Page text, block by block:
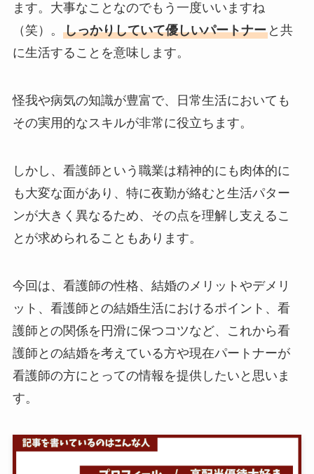
ます。大事なことなのでもう一度いいますね
（笑）。 しっかりしていて優しいパートナーと共
に生活することを意味します。
怪我や病気の知識が豊富で、日常生活においても
その実用的なスキルが非常に役立ちます。
しかし、看護師という職業は精神的にも肉体的に
も大変な面があり、特に夜勤が絡むと生活パター
ンが大きく異なるため、その点を理解し支えるこ
とが求められることもあります。
今回は、看護師の性格、結婚のメリットやデメリ
ット、看護師との結婚生活におけるポイント、看
護師との関係を円滑に保つコツなど、これから看
護師との結婚を考えている方や現在パートナーが
看護師の方にとっての情報を提供したいと思いま
す。